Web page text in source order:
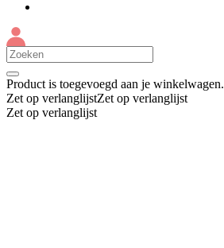
Product is toegevoegd aan je winkelwagen.
Zet op verlanglijstZet op verlanglijst
Zet op verlanglijst